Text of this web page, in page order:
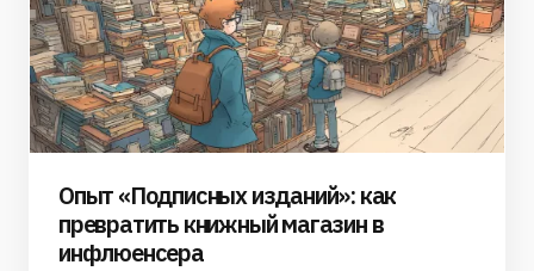
Опыт «Подписных изданий»: как
превратить книжный магазин в
инфлюенсера